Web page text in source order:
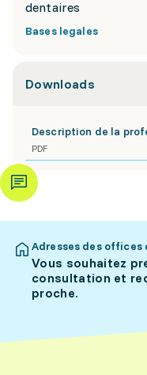
dentaires
Bases legales
Downloads
Description de la
PDF
Adresses des offices
Vous souhaitez
consultation et
proche.